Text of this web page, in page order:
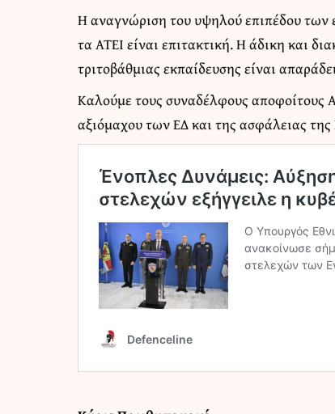
Η αναγνώριση του υψηλού επιπέδου των
τα ΑΤΕΙ είναι επιτακτική. Η άδικη και
τριτοβάθμιας εκπαίδευσης είναι
Καλούμε τους συναδέλφους
αξιόμαχου των ΕΔ και της ασφάλειας